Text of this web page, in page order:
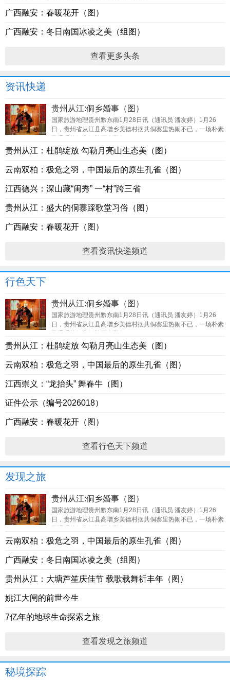
广西融安：春暖花开（图）
广西融安：冬日南国冰凌之美（组图）
查看更多头条
资讯快递
贵州从江:侗乡婚事（图）
国家旅游地理贵州黔东南1月28日讯（通讯员 潘友婷）1月26
日，贵州省从江县高增乡美德村摆共侗寨里热闹不已，一场朴素
贵州从江：杜鹃绽放 勾勒月亮山生态美（图）
云南双柏：极危之羽，中国最后的原生孔雀（图）
江西德兴：深山藏“闺秀” 一“村”跨三省
贵州从江：盛大的侗寨踩歌堂习俗（图）
广西融安：春暖花开（图）
查看资讯快递频道
行色天下
贵州从江:侗乡婚事（图）
国家旅游地理贵州黔东南1月28日讯（通讯员 潘友婷）1月26
日，贵州省从江县高增乡美德村摆共侗寨里热闹不已，一场朴素
贵州从江：杜鹃绽放 勾勒月亮山生态美（图）
云南双柏：极危之羽，中国最后的原生孔雀（图）
江西崇义：“龙抬头” 舞春牛（图）
证件公示（编号2026018）
广西融安：春暖花开（图）
查看行色天下频道
发现之旅
贵州从江:侗乡婚事（图）
国家旅游地理贵州黔东南1月28日讯（通讯员 潘友婷）1月26
日，贵州省从江县高增乡美德村摆共侗寨里热闹不已，一场朴素
云南双柏：极危之羽，中国最后的原生孔雀（图）
广西融安：冬日南国冰凌之美（组图）
贵州从江：大塘芦笙庆佳节 载歌载舞祈丰年（图）
姚江大闸的前世今生
7亿年的地球生命探索之旅
查看发现之旅频道
秘境探踪